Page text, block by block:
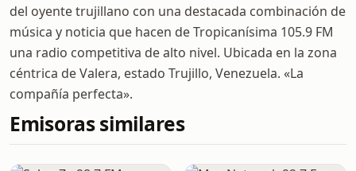
del oyente trujillano con una destacada combinación de
música y noticia que hacen de Tropicanísima 105.9 FM
una radio competitiva de alto nivel. Ubicada en la zona
céntrica de Valera, estado Trujillo, Venezuela. «La
compañía perfecta».
Emisoras similares